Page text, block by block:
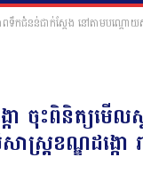
ជំនន់ជាក់ស្ដែង នៅតាមបណ្ដោយស
ចុះពិនិត្យមើល
ស្រ្តខណ្ឌដង្កោ